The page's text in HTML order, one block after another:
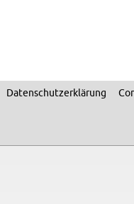
Daten­schutzerklärung